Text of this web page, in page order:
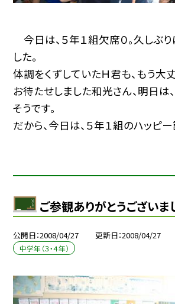
今日は、５年１組欠席０。久しぶ
した。
体調をくずしていたＨ君も、もう大丈
お待たせしました和光さん、明日は
そうです。
だから、今日は、５年１組のハッピ
ご参観ありがとうございま
公開日 2008/04/27 更新日 2008/04/27
中学年（３・４年）